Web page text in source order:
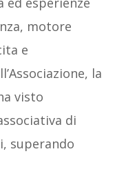
motore
e
la
visto
di
superando